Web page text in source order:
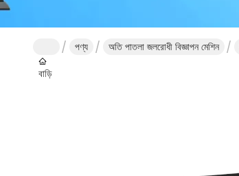
বাড়ি
পণ্য অতি পাতলা জলরোধী বিজ্ঞাপন মেশিন